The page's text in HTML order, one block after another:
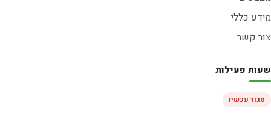
מידע כללי
צור קשר
שעות פעילות
סגור עכשיו